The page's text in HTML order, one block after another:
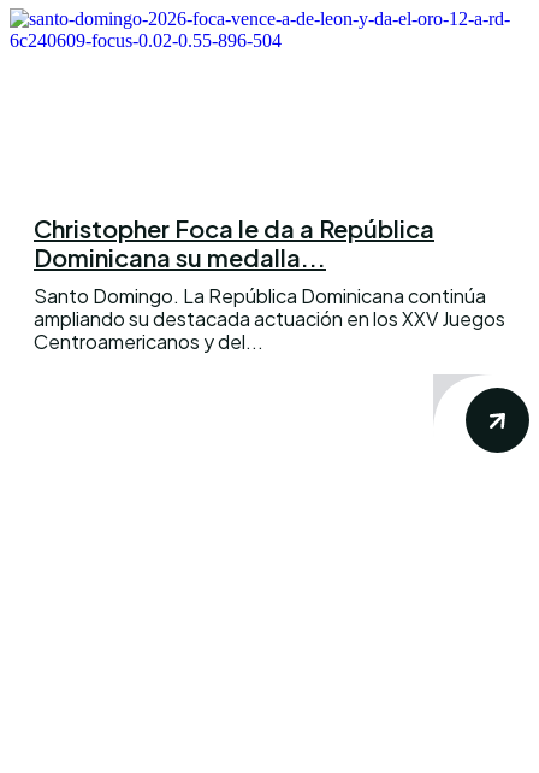
Christopher Foca le da a República
Dominicana su medalla...
Santo Domingo. La República Dominicana continúa
ampliando su destacada actuación en los XXV Juegos
Centroamericanos y del...